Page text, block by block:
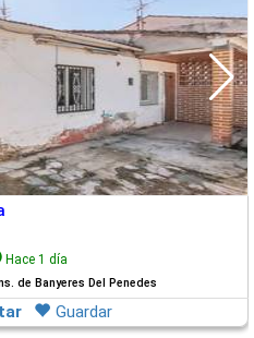
Hace 1 día
de Banyeres Del Penedes
Guardar